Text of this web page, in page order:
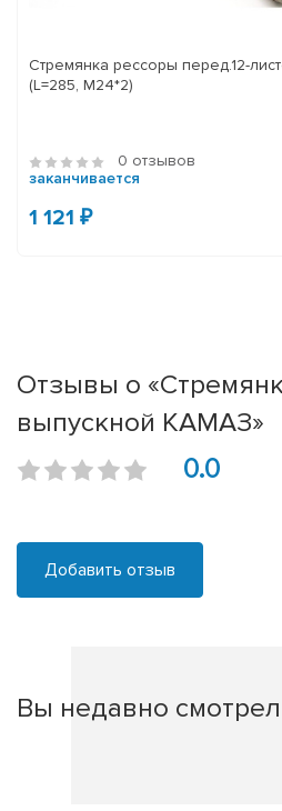
Стремянка рессоры перед.12-
(L=285, М24*2)
0 отзывов
заканчивается
1 121 ₽
Отзывы о
выпускной КАМАЗ»
0.0
Добавить отзыв
Вы недавно